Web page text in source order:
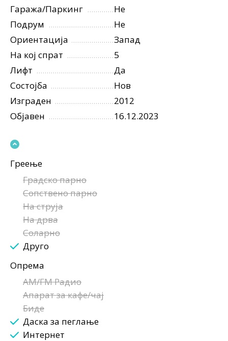
Гаража/Паркинг
Не
Подрум
Не
Ориентација
Запад
На кој спрат
5
Лифт
Да
Состојба
Нов
Изграден
2012
Објавен
16.12.2023
Греење
Градско парно
Сопствено парно
На струја
На дрва
Соларно
Друго
Опрема
AM/FM Радио
Апарат за кафе/чај
Биде
Даска за пеглање
Интернет